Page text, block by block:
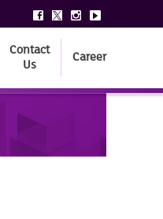
Contact
Us
Career